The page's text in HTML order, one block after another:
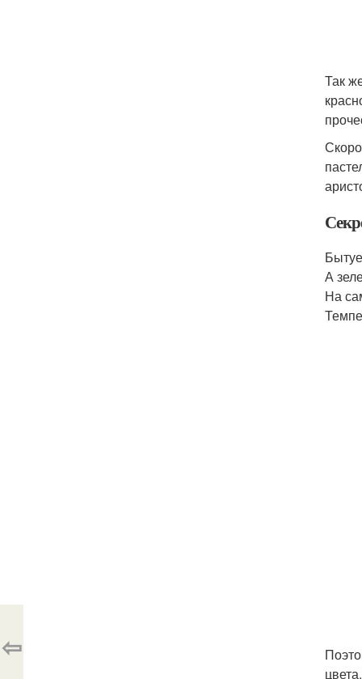
Так
А
На
цвета.
⇦